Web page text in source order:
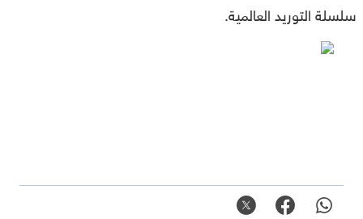
سلسلة التوريد العالمية.